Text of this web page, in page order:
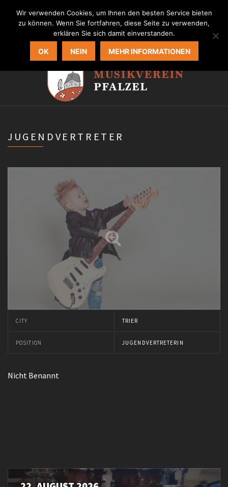
MVP Homepage
JUGENDVERTRETER
CITY TRIER
POSITION JUGENDVERTRETERIN
Nicht Benannt
Wir verwenden Cookies, um Ihnen den besten Service bieten
zu können. Wenn Sie fortfahren, diese Seite zu verwenden,
erklären Sie sich damit einverstanden.
OK NEIN MEHR INFORMATIONEN